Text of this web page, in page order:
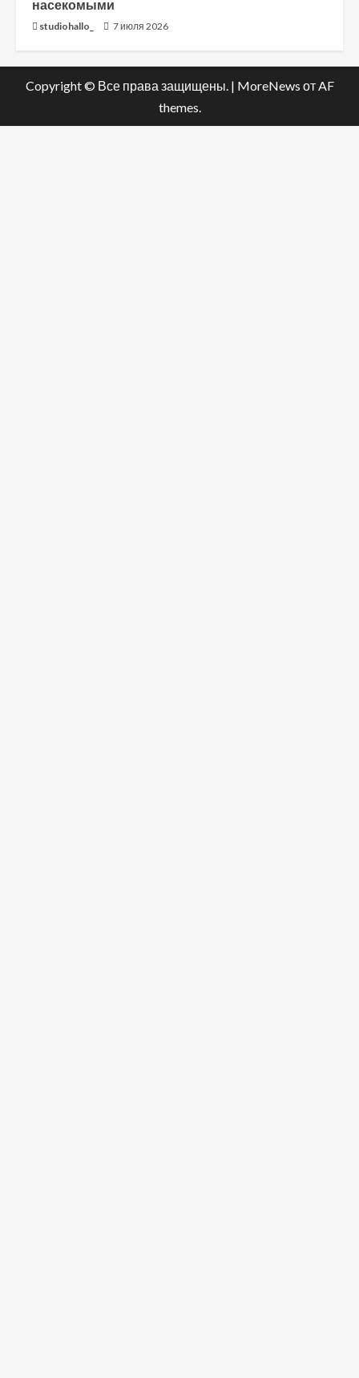
насекомыми
studiohallo_ 7 июля 2026
Copyright © Все права защищены. | MoreNews от AF
themes.